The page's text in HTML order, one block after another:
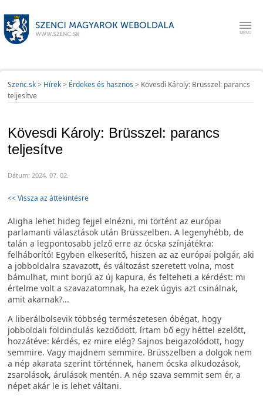
Szenc.sk> Hírek> Érdekes és hasznos > Kövesdi Károly: Brüsszel: parancs
teljesítve
Kövesdi Károly: Brüsszel: parancs
teljesítve
Dátum: 2024. 07. 02.
<< Vissza az áttekintésre
Aligha lehet hideg fejjel elnézni, mi történt az európai
parlamanti választások után Brüsszelben. A legenyhébb, de
talán a legpontosabb jelző erre az ócska színjátékra:
felháborító! Egyben elkeserítő, hiszen az az európai polgár, aki
a jobboldalra szavazott, és változást szeretett volna, most
bámulhat, mint borjú az új kapura, és felteheti a kérdést: mi
értelme volt a szavazatomnak, ha ezek úgyis azt csinálnak,
amit akarnak?...
A liberálbolsevik többség természetesen óbégat, hogy
jobboldali földindulás kezdődött, írtam bő egy héttel ezelőtt,
hozzátéve: kérdés, ez mire elég? Sajnos beigazolódott, hogy
semmire. Vagy majdnem semmire. Brüsszelben a dolgok nem
a nép akarata szerint történnek, hanem ócska alkudozások,
zsarolások, árulások mentén. A nép szava semmit sem ér, a
népet akár le is lehet váltani.